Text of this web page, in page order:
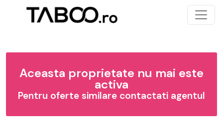
Aceasta proprietate nu mai este
activa
Pentru oferte similare contactati agentul